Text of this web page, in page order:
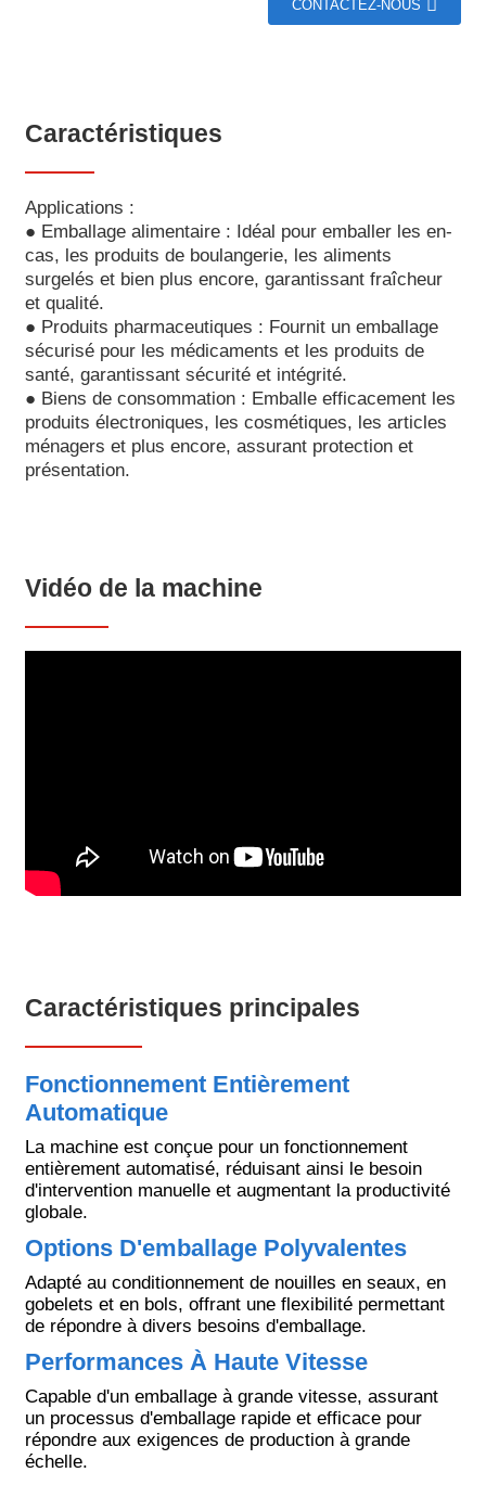
CONTACTEZ-NOUS
Caractéristiques
Applications :
● Emballage alimentaire : Idéal pour emballer les en-
cas, les produits de boulangerie, les aliments
surgelés et bien plus encore, garantissant fraîcheur
et qualité.
● Produits pharmaceutiques : Fournit un emballage
sécurisé pour les médicaments et les produits de
santé, garantissant sécurité et intégrité.
● Biens de consommation : Emballe efficacement les
produits électroniques, les cosmétiques, les articles
ménagers et plus encore, assurant protection et
présentation.
Vidéo de la machine
Caractéristiques principales
Fonctionnement Entièrement
Automatique
La machine est conçue pour un fonctionnement
entièrement automatisé, réduisant ainsi le besoin
d'intervention manuelle et augmentant la productivité
globale.
Options D'emballage Polyvalentes
Adapté au conditionnement de nouilles en seaux, en
gobelets et en bols, offrant une flexibilité permettant
de répondre à divers besoins d'emballage.
Performances À Haute Vitesse
Capable d'un emballage à grande vitesse, assurant
un processus d'emballage rapide et efficace pour
répondre aux exigences de production à grande
échelle.